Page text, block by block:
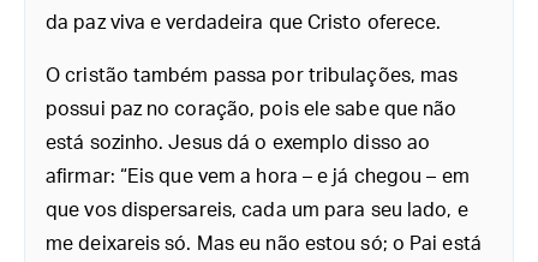
da paz viva e verdadeira que Cristo oferece.
O cristão também passa por tribulações, mas
possui paz no coração, pois ele sabe que não
está sozinho. Jesus dá o exemplo disso ao
afirmar: “Eis que vem a hora – e já chegou – em
que vos dispersareis, cada um para seu lado, e
me deixareis só. Mas eu não estou só; o Pai está